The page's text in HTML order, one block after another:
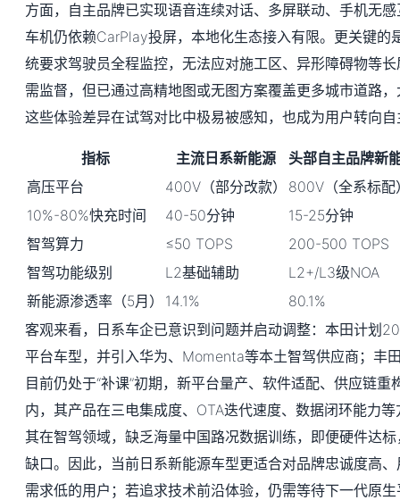
方面，自主品牌已实现语音连续对话、多屏联动、手机无
车机仍依赖CarPlay投屏，本地化生态接入有限。更关键的
统要求驾驶员全程监控，无法应对施工区、异形障碍物等
需监督，但已通过高精地图或无图方案覆盖更多城市道路
这些体验差异在试驾对比中极易被感知，也成为用户转向
指标 主流日系新能源
头部自主品牌新
高压平台
400V（部分改款）
800V（全系标配
10%-80%快充时间
40-50分钟
15-25分钟
智驾算力
≤50 TOPS
200-500 TOPS
智驾功能级别
L2基础辅助
L2+/L3级NOA
新能源渗透率（5月）
14.1%
80.1%
客观来看，日系车企已意识到问题并启动调整：本田计划
平台车型，并引入华为、Momenta等本土智驾供应商；丰
目前仍处于“补课”初期，新平台量产、软件适配、供应链
内，其产品在三电集成度、OTA迭代速度、数据闭环能力
其在智驾领域，缺乏海量中国路况数据训练，即便硬件达
缺口。因此，当前日系新能源车型更适合对品牌忠诚度高
需求低的用户；若追求技术前沿体验，仍需等待下一代原